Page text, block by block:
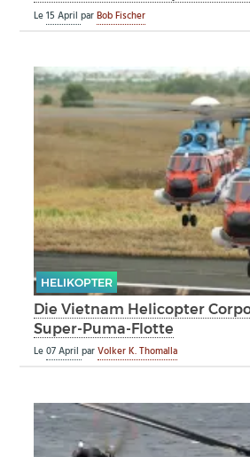
Le15 AprilparBob Fischer
HELIKOPTER
Die Vietnam Helicopter
Super-Puma-Flotte
Le07 AprilparVolker K. Thomalla